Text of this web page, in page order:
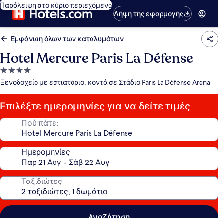
Παράλειψη στο κύριο περιεχόμενο
Λήψη της εφαρμογής
Εμφάνιση όλων των καταλυμάτων
Hotel Mercure Paris La Défense
Κατάλυμα
με
αστέρια
Ξενοδοχείο με εστιατόριο, κοντά σε Στάδιο Paris La Défense Arena
Επιλέξτε ημερομηνίες για να δείτε τιμές
Πού πάτε;
Ημερομηνίες
Ταξιδιώτες